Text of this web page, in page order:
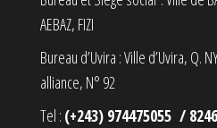
AEBAZ, FIZI
Bureau d’Uvira : Ville d’Uvira, Q.
alliance, N° 92
Tel : (+243) 974475055 /